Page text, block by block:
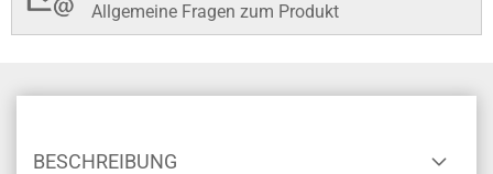
Allgemeine Fragen zum Produkt
BESCHREIBUNG